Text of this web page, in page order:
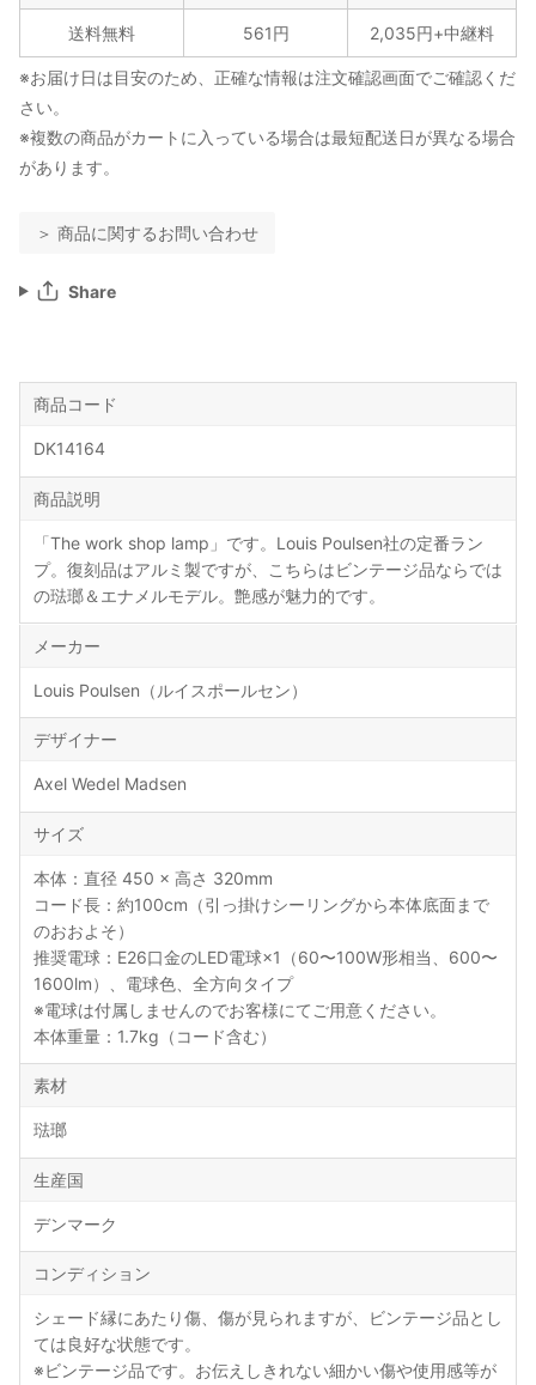
送料無料 561円 2,035円+中継料
※お届け日は目安のため、正確な情報は注文確認画面でご確認くだ
さい。
※複数の商品がカートに入っている場合は最短配送日が異なる場合
があります。
＞ 商品に関するお問い合わせ
Share
商品コード
DK14164
商品説明
「The work shop lamp」です。Louis Poulsen社の定番ラン
プ。復刻品はアルミ製ですが、こちらはビンテージ品ならでは
の琺瑯＆エナメルモデル。艶感が魅力的です。
メーカー
Louis Poulsen（ルイスポールセン）
デザイナー
Axel Wedel Madsen
サイズ
本体：直径 450 × 高さ 320mm
コード長：約100cm（引っ掛けシーリングから本体底面まで
のおおよそ）
推奨電球：E26口金のLED電球×1（60〜100W形相当、600〜
1600lm）、電球色、全方向タイプ
※電球は付属しませんのでお客様にてご用意ください。
本体重量：1.7kg（コード含む）
素材
琺瑯
生産国
デンマーク
コンディション
シェード縁にあたり傷、傷が見られますが、ビンテージ品とし
ては良好な状態です。
※ビンテージ品です。お伝えしきれない細かい傷や使用感等が